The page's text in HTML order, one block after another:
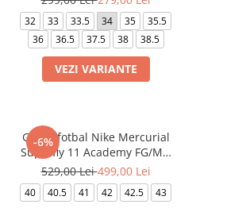
32 33 33.5 34 35
35.5
36
36.5 37.5 38 38.5
VEZI VARIANTE
-6%
Ghete fotbal Nike Mercurial
Superfly 11 Academy FG/MG
Kylian Mbappé
529,00 Lei499,00 Lei
40 40.5 41 42 42.5 43